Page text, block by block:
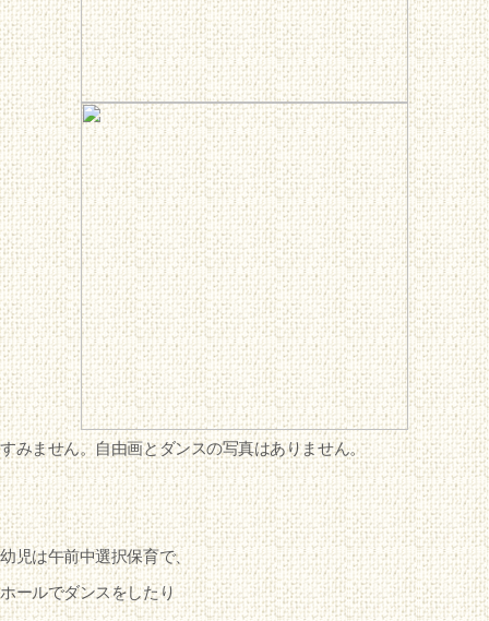
すみません。自由画とダンスの写真はありません。
幼児は午前中選択保育で、
ホールでダンスをしたり